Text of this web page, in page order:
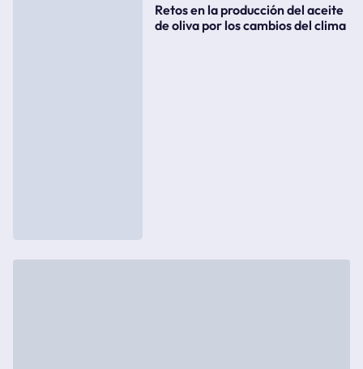
Retos en la producción del aceite
de oliva por los cambios del clima